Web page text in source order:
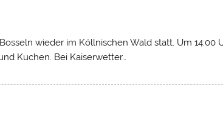
wieder im Köllnischen Wald statt. Um 14:00
Kuchen. Bei Kaiserwetter…